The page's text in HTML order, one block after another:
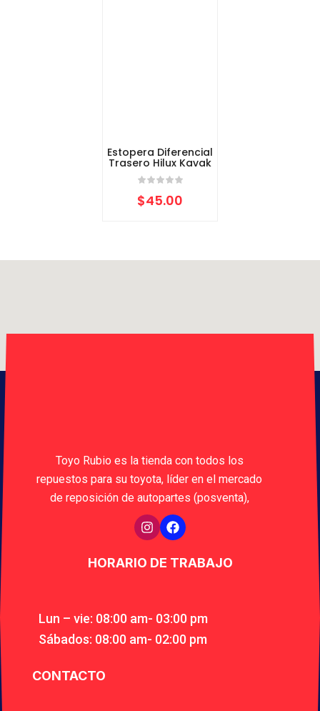
Estopera Diferencial
Trasero Hilux Kavak
$45.00
Toyo Rubio es la tienda con todos los
repuestos para su toyota, líder en el mercado
de reposición de autopartes (posventa),
HORARIO DE TRABAJO
Lun – vie: 08:00 am- 03:00 pm
Sábados: 08:00 am- 02:00 pm
CONTACTO